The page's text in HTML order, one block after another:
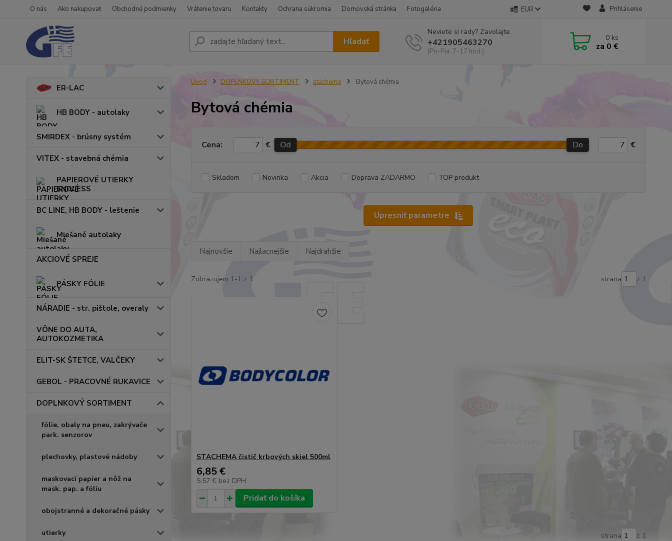
O nás Ako nakupovať Obchodné podmienky Vrátenie tovaru Kontakty Ochrana súkromia Domovská stránka Fotogaléria EUR Prihlásenie
Hľadať
Neviete si rady? Zavolajte.
+421905463270
(Po-Pia, 7-17 hod.)
0 ks
za 0 €
ER-LAC
HB BODY - autolaky
SMIRDEX - brúsny systém
VITEX - stavebná chémia
PAPIEROVÉ UTIERKY
ENDLESS
BC LINE, HB BODY - leštenie
Miešané autolaky
AKCIOVÉ SPREJE
PÁSKY FÓLIE
NÁRADIE - str. pištole, overaly
VÔNE DO AUTA,
AUTOKOZMETIKA
ELIT-SK ŠTETCE, VALČEKY
GEBOL - PRACOVNÉ RUKAVICE
DOPLNKOVÝ SORTIMENT
fólie, obaly na pneu, zakrývače
park. senzorov
plechovky, plastové nádoby
maskovací papier a nôž na
mask. pap. a fóliu
obojstranné a dekoračné pásky
utierky
Úvod DOPLNKOVÝ SORTIMENT stachema Bytová chémia
Bytová chémia
Upresniť parametre
Cena: € Od Do €
Skladom Novinka Akcia Doprava ZADARMO TOP produkt
Najnovšie Najlacnejšie Najdrahšie
Zobrazujem 1-1 z 1 strana z 1
STACHEMA čistič krbových skiel 500ml
6,85 €
5,57 € bez DPH
Pridať do košíka
strana z 1